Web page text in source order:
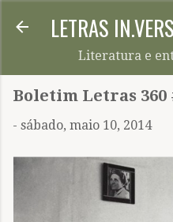
Pular para o
LETRAS
Literatura e
Boletim Letras 360
- sábado, maio 10, 2014